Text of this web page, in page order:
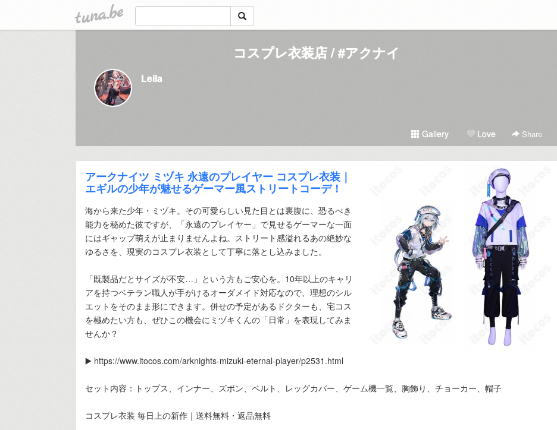
tuna.be
コスプレ衣装店 / #アクナイ
Leila
Gallery Love Share
アークナイツ ミヅキ 永遠のプレイヤー コスプレ衣装｜
エギルの少年が魅せるゲーマー風ストリートコーデ！
海から来た少年・ミヅキ。その可愛らしい見た目とは裏腹に、恐るべき
能力を秘めた彼ですが、「永遠のプレイヤー」で見せるゲーマーな一面
にはギャップ萌えが止まりませんよね。ストリート感溢れるあの絶妙な
ゆるさを、現実のコスプレ衣装として丁寧に落とし込みました。
「既製品だとサイズが不安…」という方もご安心を。10年以上のキャリ
アを持つベテラン職人が手がけるオーダメイド対応なので、理想のシル
エットをそのまま形にできます。併せの予定があるドクターも、宅コス
を極めたい方も、ぜひこの機会にミヅキくんの「日常」を表現してみま
せんか？
▶️ https://www.itocos.com/arknights-mizuki-eternal-player/p2531.html
セット内容：トップス、インナー、ズボン、ベルト、レッグカバー、ゲーム機一覧、胸飾り、チョーカー、帽子
コスプレ衣装 毎日上の新作｜送料無料・返品無料